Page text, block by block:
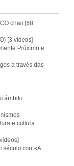
chair [68
[3 vídeos]
Próximo e
a través das
ámbito
e cultura
século con «A